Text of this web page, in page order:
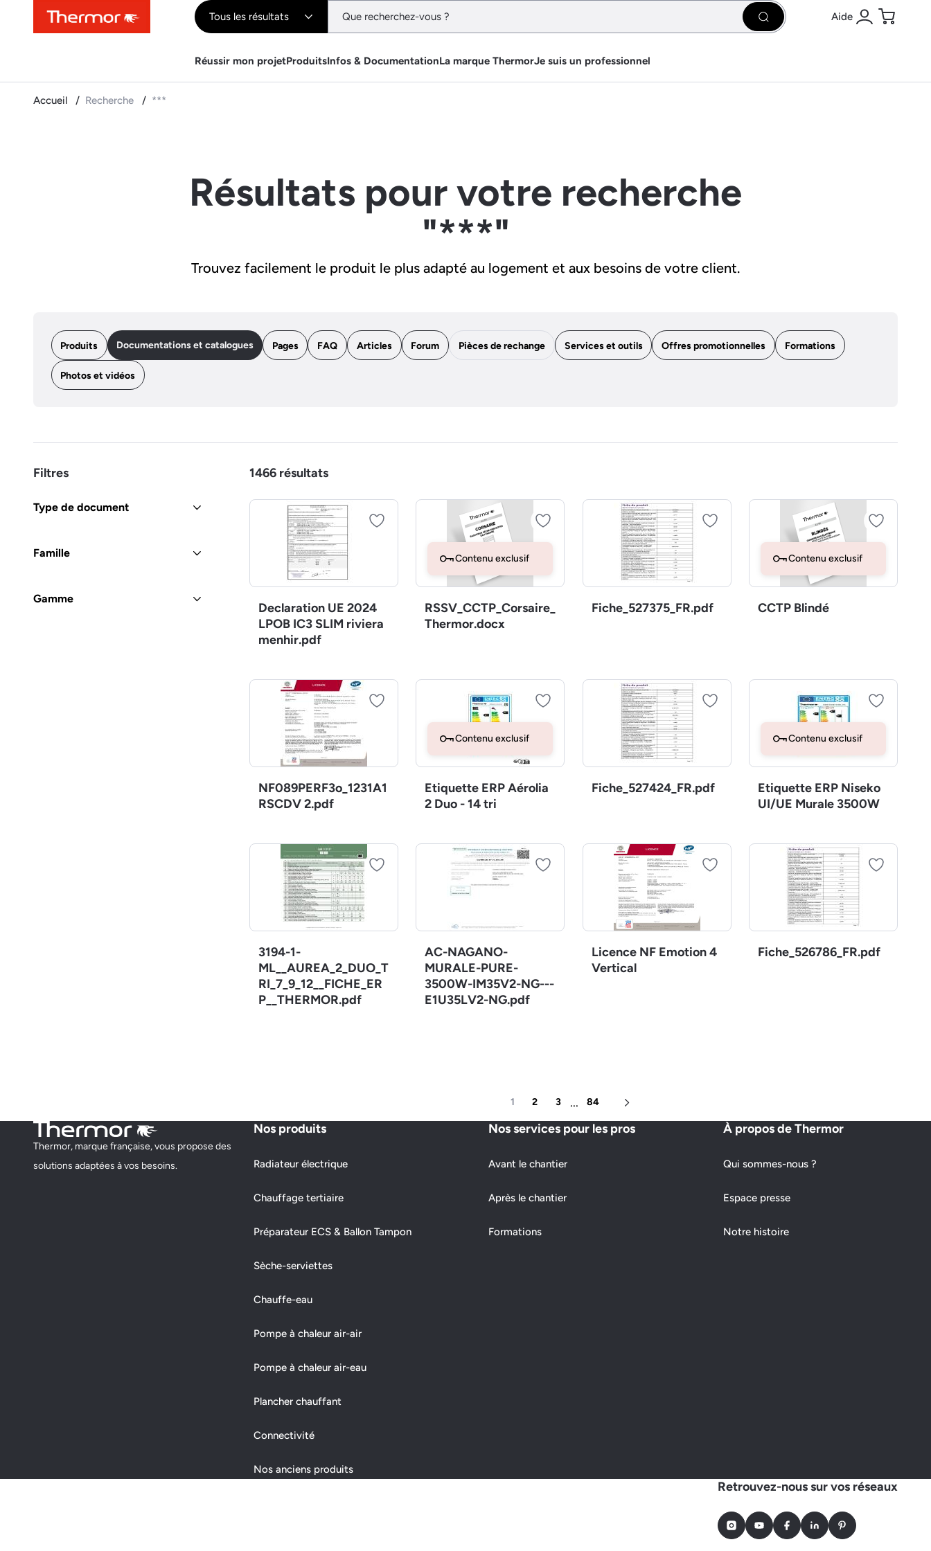
ContenuMenuRecherche Tous les résultats Rechercher Aide
Se connecter
Panier
Réussir mon projetProduitsInfos & DocumentationLa marque ThermorJe suis un professionnel
Accueil Recherche ***
Résultats pour votre recherche
"***"
Trouvez facilement le produit le plus adapté au logement et aux besoins de votre client.
Produits Documentations et catalogues Pages FAQ Articles Forum Pièces de rechange Services et outils Offres promotionnelles Formations
Photos et vidéos
Filtres
Type de document
Famille
Gamme
1466 résultats
Declaration UE 2024
LPOB IC3 SLIM riviera
menhir.pdf
Contenu exclusif
RSSV_CCTP_Corsaire_
Thermor.docx
Fiche_527375_FR.pdf
Contenu exclusif
CCTP Blindé
NF089PERF3o_1231A1
RSCDV 2.pdf
Contenu exclusif
Etiquette ERP Aérolia
2 Duo - 14 tri
Fiche_527424_FR.pdf
Contenu exclusif
Etiquette ERP Niseko
UI/UE Murale 3500W
3194-1-
ML__AUREA_2_DUO_T
RI_7_9_12__FICHE_ER
P__THERMOR.pdf
AC-NAGANO-
MURALE-PURE-
3500W-IM35V2-NG---
E1U35LV2-NG.pdf
Licence NF Emotion 4
Vertical
Fiche_526786_FR.pdf
1 2 3 ... 84
Page suivante
Thermor, marque française, vous propose des
solutions adaptées à vos besoins.
Nos produits
Radiateur électrique
Chauffage tertiaire
Préparateur ECS & Ballon Tampon
Sèche-serviettes
Chauffe-eau
Pompe à chaleur air-air
Pompe à chaleur air-eau
Plancher chauffant
Connectivité
Nos anciens produits
Nos services pour les pros
Avant le chantier
Après le chantier
Formations
À propos de Thermor
Qui sommes-nous ?
Espace presse
Notre histoire
Retrouvez-nous sur vos réseaux
InstagramYoutubeFacebookLinkedInPinterest